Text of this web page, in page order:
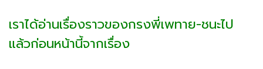
เราได้อ่านเรื่องราวของกรงพี่เพทาย-ชนะไป
แล้วก่อนหน้านี้จากเรื่อง